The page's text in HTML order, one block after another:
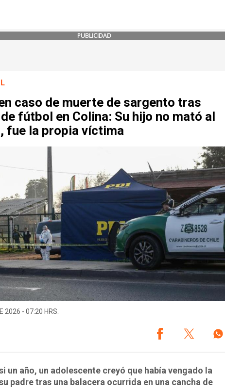
PUBLICIDAD
caso de muerte de sargento tras
fútbol en Colina: Su hijo no mató al
fue la propia víctima
2026 - 07:20 HRS.
un año, un adolescente creyó que había vengado la
padre tras una balacera ocurrida en una cancha de